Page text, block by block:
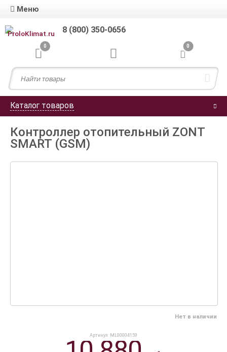
Меню
8 (800) 350-0656
0 0
Каталог товаров
Контроллер отопительный ZONT
SMART (GSM)
Нет в наличии
Артикул: ML00004159